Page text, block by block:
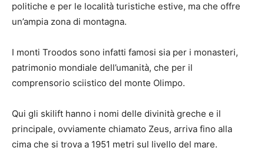
politiche e per le località turistiche estive, ma che offre
un’ampia zona di montagna.
I monti Troodos sono infatti famosi sia per i monasteri,
patrimonio mondiale dell’umanità, che per il
comprensorio sciistico del monte Olimpo.
Qui gli skilift hanno i nomi delle divinità greche e il
principale, ovviamente chiamato Zeus, arriva fino alla
cima che si trova a 1951 metri sul livello del mare.